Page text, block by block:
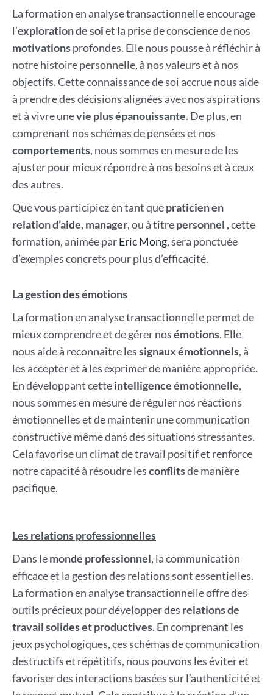
La formation en analyse transactionnelle encourage
l’exploration de soiet la prise de conscience de nos
motivationsprofondes. Elle nous pousse à réfléchir à
notre histoire personnelle, à nos valeurs et à nos
objectifs. Cette connaissance de soi accrue nous aide
à prendre des décisions alignées avec nos aspirations
et à vivre unevie plus épanouissante. De plus, en
comprenant nos schémas de pensées et nos
comportements, nous sommes en mesure de les
ajuster pour mieux répondre à nos besoins et à ceux
des autres.
Que vous participiez en tant quepraticien en
relation d’aide, manager, ou à titrepersonnel , cette
formation, animée parEric Mong, sera ponctuée
d’exemples concrets pour plus d’efficacité.
La gestion des émotions
La formation en analyse transactionnelle permet de
mieux comprendre et de gérer nosémotions. Elle
nous aide à reconnaître lessignaux émotionnels, à
les accepter et à les exprimer de manière appropriée.
En développant cetteintelligence émotionnelle,
nous sommes en mesure de réguler nos réactions
émotionnelles et de maintenir une communication
constructive même dans des situations stressantes.
Cela favorise un climat de travail positif et renforce
notre capacité à résoudre lesconflitsde manière
pacifique.
Les relations professionnelles
Dans lemonde professionnel, la communication
efficace et la gestion des relations sont essentielles.
La formation en analyse transactionnelle offre des
outils précieux pour développer des relations de
travail solides et productives. En comprenant les
jeux psychologiques, ces schémas de communication
destructifs et répétitifs, nous pouvons les éviter et
favoriser des interactions basées sur l’authenticité et